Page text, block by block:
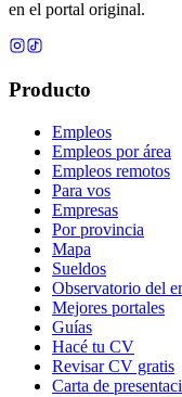
en el portal original.
Producto
Empleos
Empleos por área
Empleos remotos
Para vos
Empresas
Por provincia
Mapa
Sueldos
Observatorio del
Mejores portales
Guías
Hacé tu CV
Revisar CV gratis
Carta de